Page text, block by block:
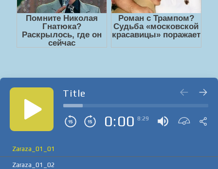
Title
0:00 8:29
Zaraza_01_01
Zaraza_01_02